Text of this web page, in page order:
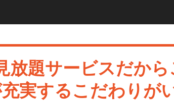
放題サービスだか
実するこだわりが